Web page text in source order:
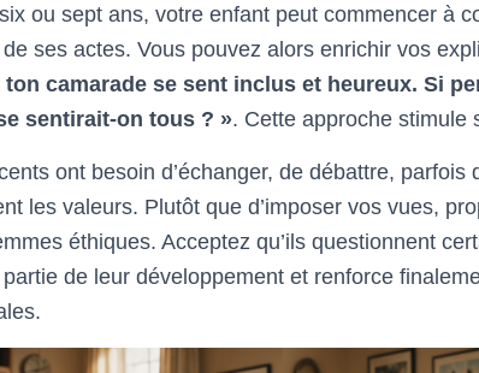
ou sept ans, votre enfant peut commencer à
ses actes. Vous pouvez alors enrichir vos
camarade se sent inclus et heureux. Si
sentirait-on tous ? ». Cette approche stimule
ont besoin d’échanger, de débattre, parfois
les valeurs. Plutôt que d’imposer vos vues,
éthiques. Acceptez qu’ils questionnent
de leur développement et renforce